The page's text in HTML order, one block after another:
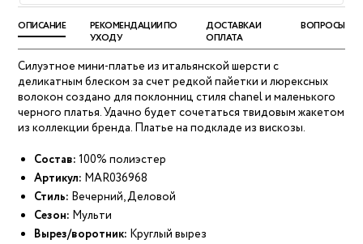
ОПИСАНИЕ
РЕКОМЕНДАЦИИ ПО
УХОДУ
ДОСТАВКА И
ОПЛАТА
ВОПРОСЫ
Силуэтное мини-платье из итальянской шерсти с
деликатным блеском за счет редкой пайетки и люрексных
волокон создано для поклонниц стиля chanel и маленького
черного платья. Удачно будет сочетаться твидовым жакетом
из коллекции бренда. Платье на подкладе из вискозы.
Состав: 100% полиэстер
Артикул: MAR036968
Стиль: Вечерний, Деловой
Сезон: Мульти
Вырез/воротник: Круглый вырез